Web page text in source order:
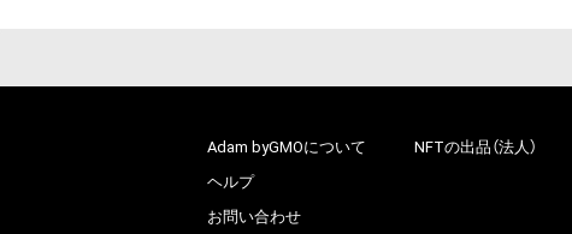
Adam byGMOについて
ヘルプ
お問い合わせ
NFTの出品（法人）